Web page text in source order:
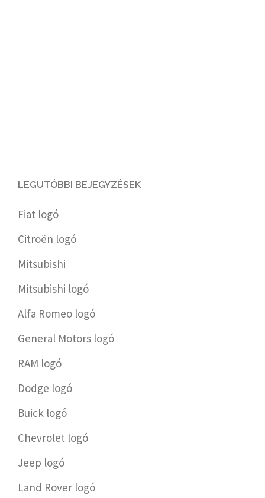
LEGUTÓBBI BEJEGYZÉSEK
Fiat logó
Citroën logó
Mitsubishi
Mitsubishi logó
Alfa Romeo logó
General Motors logó
RAM logó
Dodge logó
Buick logó
Chevrolet logó
Jeep logó
Land Rover logó